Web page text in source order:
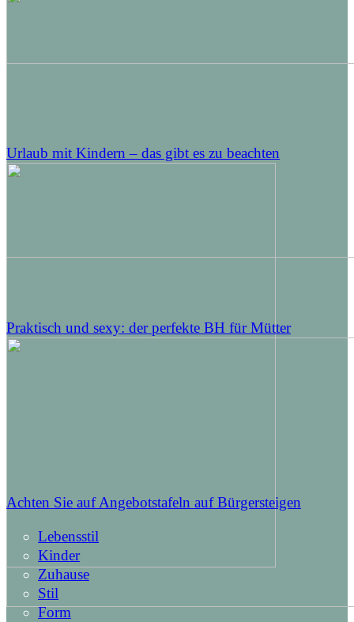
Urlaub mit Kindern – das gibt es zu beachten
Praktisch und sexy: der perfekte BH für Mütter
Achten Sie auf Angebotstafeln auf Bürgersteigen
Lebensstil
Kinder
Zuhause
Stil
Form